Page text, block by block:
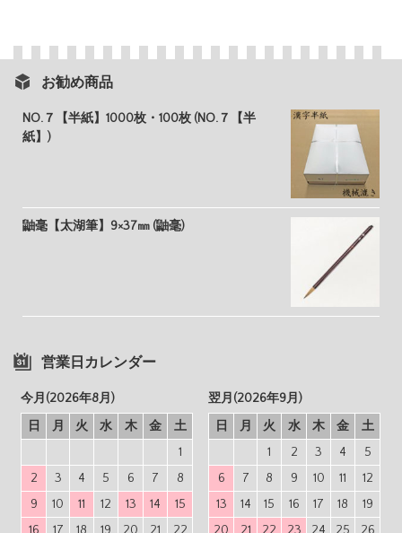
お勧め商品
NO.７【半紙】1000枚・100枚 (NO.７【半
紙】)
鼬毫【太湖筆】9×37㎜ (鼬毫)
営業日カレンダー
今月(2026年8月)
日
月 火 水 木 金
土
1
2
3 4 5 6 7
8
9
10 11 12 13 14
15
翌月(2026年9月)
日
月 火 水 木 金
土
1
2 3 4
5
6
7 8 9 10 11
12
13
14 15 16 17 18
19